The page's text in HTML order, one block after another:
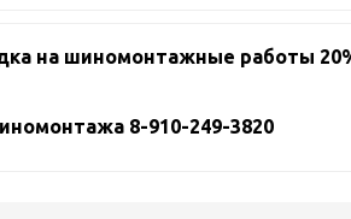
на шиномонтажные работы
8-910-249-3820